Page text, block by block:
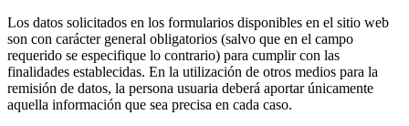
Los datos solicitados en los formularios disponibles en el sitio web
son con carácter general obligatorios (salvo que en el campo
requerido se especifique lo contrario) para cumplir con las
finalidades establecidas. En la utilización de otros medios para la
remisión de datos, la persona usuaria deberá aportar únicamente
aquella información que sea precisa en cada caso.